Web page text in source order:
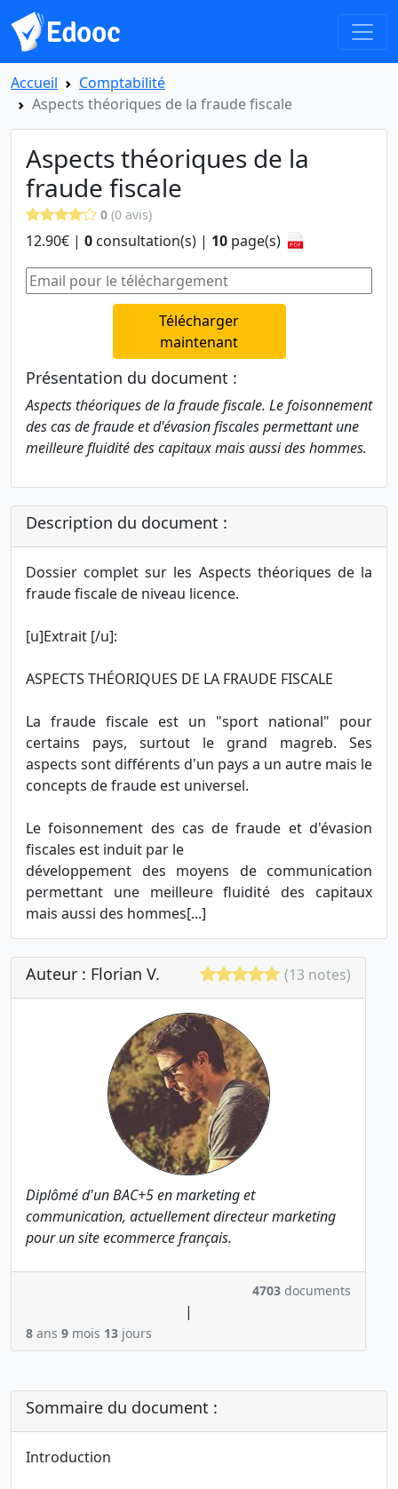
Accueil
Comptabilité
Aspects théoriques de la fraude fiscale
Aspects théoriques de la
fraude fiscale
0 (0 avis)
12.90€ | 0 consultation(s) | 10 page(s)
Télécharger
maintenant
Présentation du document :
Aspects théoriques de la fraude fiscale. Le foisonnement
des cas de fraude et d'évasion fiscales permettant une
meilleure fluidité des capitaux mais aussi des hommes.
Description du document :
Dossier complet sur les Aspects théoriques de la
fraude fiscale de niveau licence.
[u]Extrait [/u]:
ASPECTS THÉORIQUES DE LA FRAUDE FISCALE
La fraude fiscale est un "sport national" pour
certains pays, surtout le grand magreb. Ses
aspects sont différents d'un pays a un autre mais le
concepts de fraude est universel.
Le foisonnement des cas de fraude et d'évasion
fiscales est induit par le
développement des moyens de communication
permettant une meilleure fluidité des capitaux
mais aussi des hommes[...]
Auteur : Florian V. (13 notes)
Diplômé d'un BAC+5 en marketing et
communication, actuellement directeur marketing
pour un site ecommerce français.
4703 documents
|
8 ans 9 mois 13 jours
Sommaire du document :
Introduction